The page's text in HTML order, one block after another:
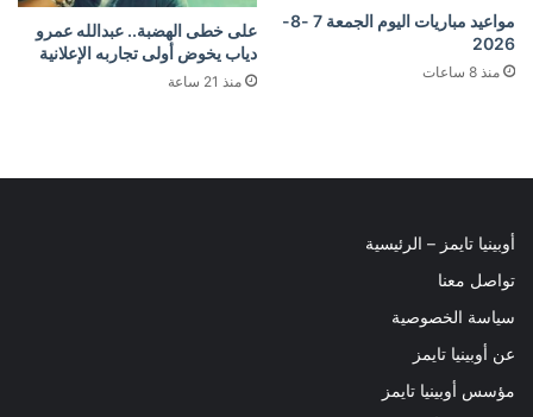
مواعيد مباريات اليوم الجمعة 7 -8-
2026
منذ 8 ساعات
على خطى الهضبة.. عبدالله عمرو
دياب يخوض أولى تجاربه الإعلانية
منذ 21 ساعة
أوبينيا تايمز – الرئيسية
تواصل معنا
سياسة الخصوصية
عن أوبينيا تايمز
مؤسس أوبينيا تايمز